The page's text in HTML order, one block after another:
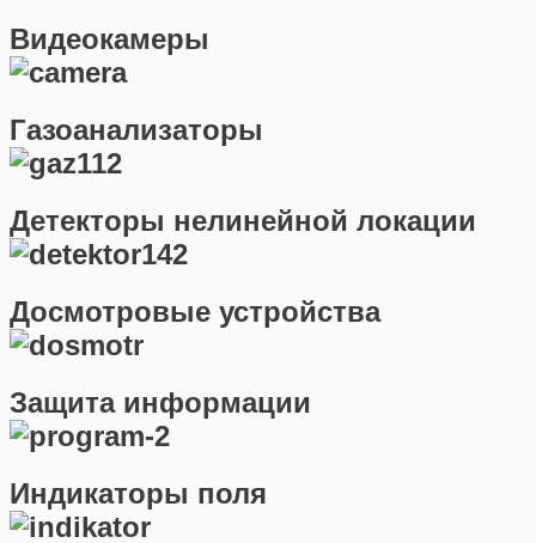
Видеокамеры
Газоанализаторы
Детекторы нелинейной локации
Досмотровые устройства
Защита информации
Индикаторы поля